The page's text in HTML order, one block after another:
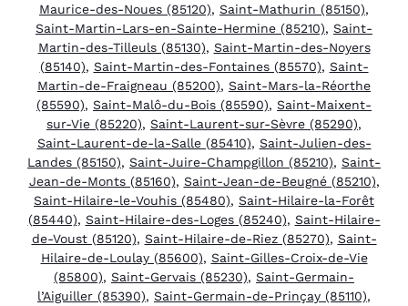
Maurice-des-Noues (85120), Saint-Mathurin (85150),
Saint-Martin-Lars-en-Sainte-Hermine (85210), Saint-
Martin-des-Tilleuls (85130), Saint-Martin-des-Noyers
(85140), Saint-Martin-des-Fontaines (85570), Saint-
Martin-de-Fraigneau (85200), Saint-Mars-la-Réorthe
(85590), Saint-Malô-du-Bois (85590), Saint-Maixent-
sur-Vie (85220), Saint-Laurent-sur-Sèvre (85290),
Saint-Laurent-de-la-Salle (85410), Saint-Julien-des-
Landes (85150), Saint-Juire-Champgillon (85210), Saint-
Jean-de-Monts (85160), Saint-Jean-de-Beugné (85210),
Saint-Hilaire-le-Vouhis (85480), Saint-Hilaire-la-Forêt
(85440), Saint-Hilaire-des-Loges (85240), Saint-Hilaire-
de-Voust (85120), Saint-Hilaire-de-Riez (85270), Saint-
Hilaire-de-Loulay (85600), Saint-Gilles-Croix-de-Vie
(85800), Saint-Gervais (85230), Saint-Germain-
l’Aiguiller (85390), Saint-Germain-de-Prinçay (85110),